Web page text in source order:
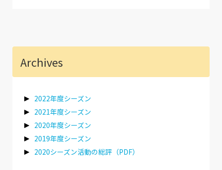
Archives
2022年度シーズン
2021年度シーズン
2020年度シーズン
2019年度シーズン
2020シーズン活動の総評（PDF）